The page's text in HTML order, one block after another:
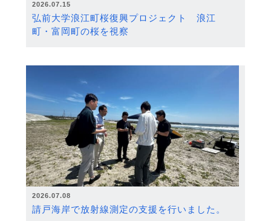
2026.07.15
弘前大学浪江町桜復興プロジェクト 浪江
町・富岡町の桜を視察
2026.07.08
請戸海岸で放射線測定の支援を行いました。